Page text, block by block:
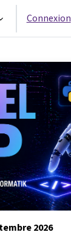
Connexion
2026